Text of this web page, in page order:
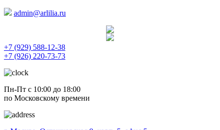
admin@arlilia.ru
+7 (929) 588-12-38
+7 (926) 220-73-73
Пн-Пт с 10:00 до 18:00
по Московскому времени